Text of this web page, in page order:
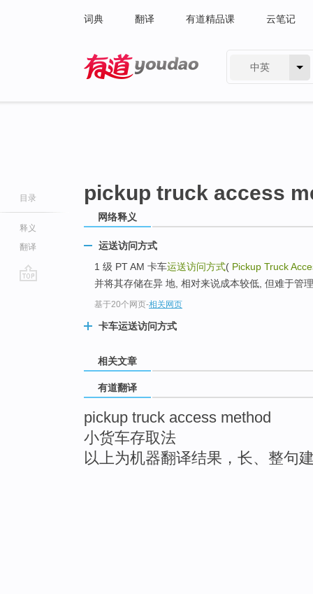
词典 翻译 有道精品课 云笔记
中英
目录
释义
翻译
pickup truck access
网络释义
运送访问方式
1 级 PT AM 卡车运送访问方式( Pickup Truck
并将其存储在异 地, 相对来说成本较低, 但难于管
基于20个网页-相关网页
卡车运送访问方式
相关文章
有道翻译
pickup truck access method
小货车存取法
以上为机器翻译结果，长、整句